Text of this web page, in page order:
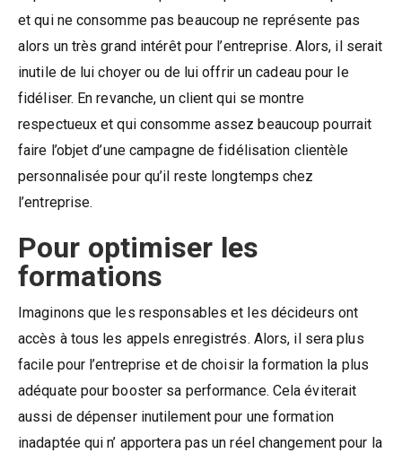
et qui ne consomme pas beaucoup ne représente pas
alors un très grand intérêt pour l’entreprise. Alors, il serait
inutile de lui choyer ou de lui offrir un cadeau pour le
fidéliser. En revanche, un client qui se montre
respectueux et qui consomme assez beaucoup pourrait
faire l’objet d’une campagne de fidélisation clientèle
personnalisée pour qu’il reste longtemps chez
l’entreprise.
Pour optimiser les
formations
Imaginons que les responsables et les décideurs ont
accès à tous les appels enregistrés. Alors, il sera plus
facile pour l’entreprise et de choisir la formation la plus
adéquate pour booster sa performance. Cela éviterait
aussi de dépenser inutilement pour une formation
inadaptée qui n’ apportera pas un réel changement pour la